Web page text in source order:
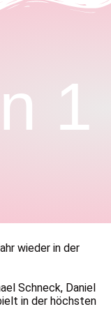
1
wieder in der
Schneck, Daniel
in der höchsten